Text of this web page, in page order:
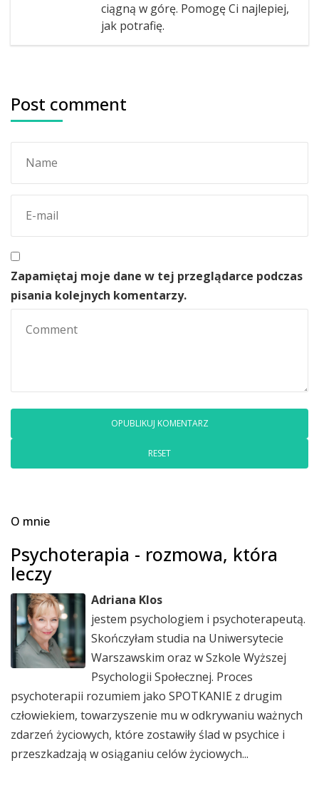
ciągną w górę. Pomogę Ci najlepiej,
jak potrafię.
Post comment
Zapamiętaj moje dane w tej przeglądarce podczas
pisania kolejnych komentarzy.
RESET
O mnie
Psychoterapia - rozmowa, która
leczy
Adriana Klos
jestem psychologiem i psychoterapeutą.
Skończyłam studia na Uniwersytecie
Warszawskim oraz w Szkole Wyższej
Psychologii Społecznej. Proces
psychoterapii rozumiem jako SPOTKANIE z drugim
człowiekiem, towarzyszenie mu w odkrywaniu ważnych
zdarzeń życiowych, które zostawiły ślad w psychice i
przeszkadzają w osiąganiu celów życiowych...